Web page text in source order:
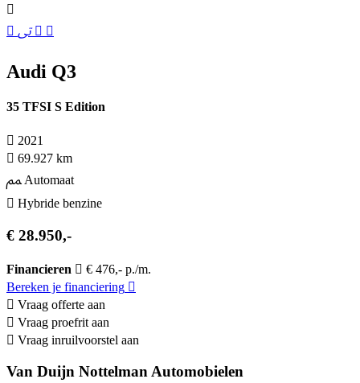
Audi Q3
35 TFSI S Edition
2021
69.927 km
Automaat
Hybride benzine
€ 28.950,-
Financieren
€ 476,- p./m.
Bereken je financiering
Vraag offerte aan
Vraag proefrit aan
Vraag inruilvoorstel aan
Van Duijn Nottelman Automobielen